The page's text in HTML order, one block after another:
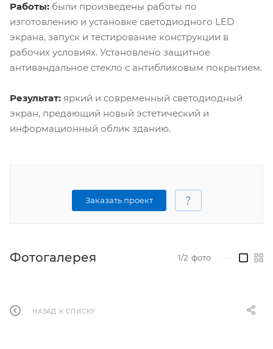
Работы: были произведены работы по
изготовлению и установке светодиодного LED
экрана, запуск и тестирование конструкции в
рабочих условиях. Установлено защитное
антивандальное стекло с антибликовым покрытием.
Результат: яркий и современный светодиодный
экран, предающий новый эстетический и
информационный облик зданию.
Заказать проект
Фотогалерея 1/2 фото
НАЗАД К СПИСКУ